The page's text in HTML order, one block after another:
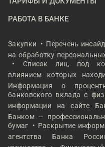
РАБОТА В БАНКЕ
Закупки Перечень
на обработку
Список лиц, под
влиянием которых
Информация о
банковского вклада с
информации на сайте
Банком —
бумаг
Раскрытие
агентства Банка